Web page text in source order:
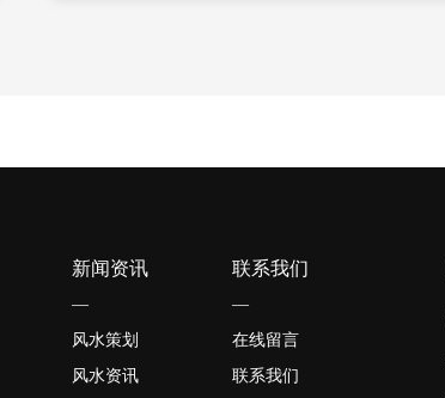
新闻资讯
—
风水策划
风水资讯
联系我们
—
在线留言
联系我们